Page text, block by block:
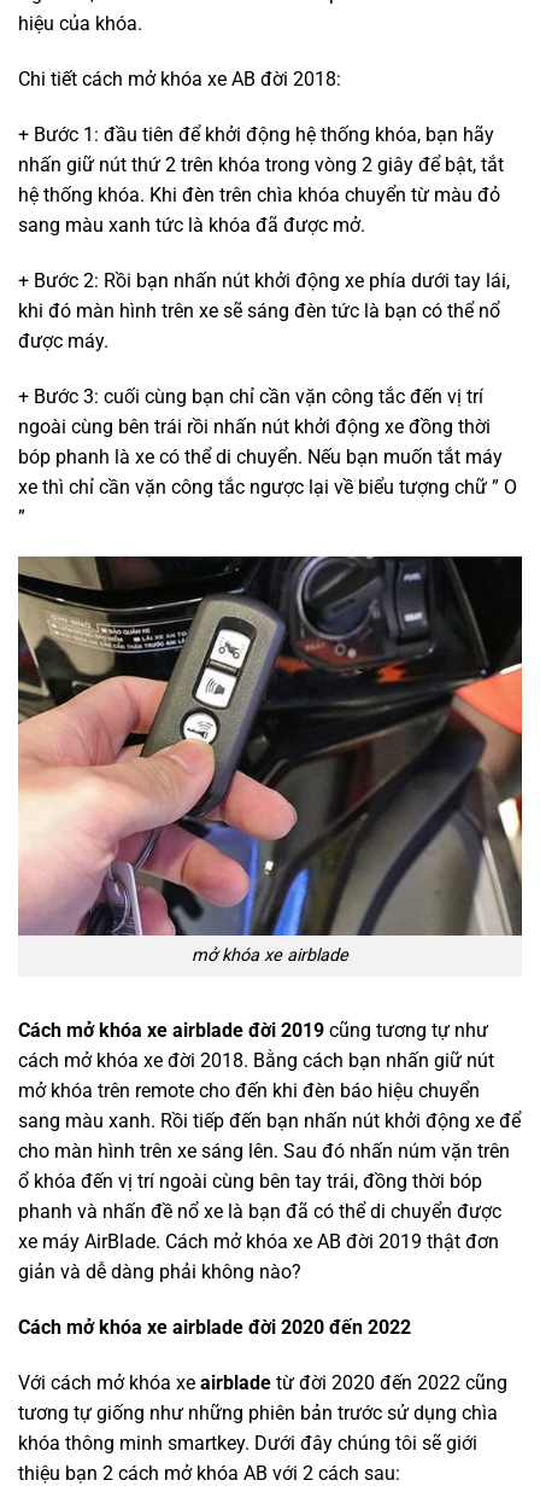
hiệu của khóa.
Chi tiết cách mở khóa xe AB đời 2018:
+ Bước 1: đầu tiên để khởi động hệ thống khóa, bạn hãy
nhấn giữ nút thứ 2 trên khóa trong vòng 2 giây để bật, tắt
hệ thống khóa. Khi đèn trên chìa khóa chuyển từ màu đỏ
sang màu xanh tức là khóa đã được mở.
+ Bước 2: Rồi bạn nhấn nút khởi động xe phía dưới tay lái,
khi đó màn hình trên xe sẽ sáng đèn tức là bạn có thể nổ
được máy.
+ Bước 3: cuối cùng bạn chỉ cần vặn công tắc đến vị trí
ngoài cùng bên trái rồi nhấn nút khởi động xe đồng thời
bóp phanh là xe có thể di chuyển. Nếu bạn muốn tắt máy
xe thì chỉ cần vặn công tắc ngược lại về biểu tượng chữ ” O
”
mở khóa xe airblade
Cách mở khóa xe airblade đời 2019 cũng tương tự như
cách mở khóa xe đời 2018. Bằng cách bạn nhấn giữ nút
mở khóa trên remote cho đến khi đèn báo hiệu chuyển
sang màu xanh. Rồi tiếp đến bạn nhấn nút khởi động xe để
cho màn hình trên xe sáng lên. Sau đó nhấn núm vặn trên
ổ khóa đến vị trí ngoài cùng bên tay trái, đồng thời bóp
phanh và nhấn đề nổ xe là bạn đã có thể di chuyển được
xe máy AirBlade. Cách mở khóa xe AB đời 2019 thật đơn
giản và dễ dàng phải không nào?
Cách mở khóa xe airblade đời 2020 đến 2022
Với cách mở khóa xe airblade từ đời 2020 đến 2022 cũng
tương tự giống như những phiên bản trước sử dụng chìa
khóa thông minh smartkey. Dưới đây chúng tôi sẽ giới
thiệu bạn 2 cách mở khóa AB với 2 cách sau: